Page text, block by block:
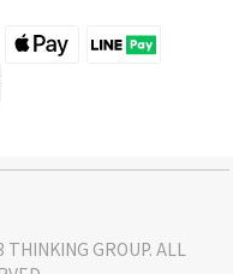
GROUP. ALL